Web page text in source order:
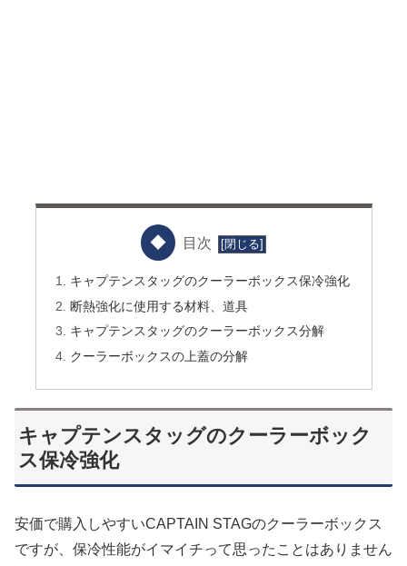
目次
キャプテンスタッグのクーラーボックス保冷強化
断熱強化に使用する材料、道具
キャプテンスタッグのクーラーボックス分解
クーラーボックスの上蓋の分解
キャプテンスタッグのクーラーボック
ス保冷強化
安価で購入しやすいCAPTAIN STAGのクーラーボックス
ですが、保冷性能がイマイチって思ったことはありません